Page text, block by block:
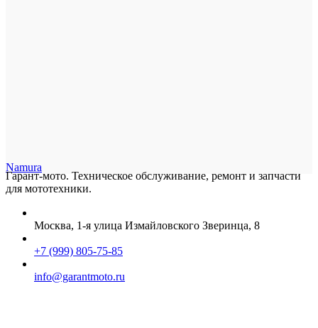
Namura
Гарант-мото. Техническое обслуживание, ремонт и запчасти
для мототехники.
Москва, 1-я улица Измайловского Зверинца, 8
+7 (999) 805-75-85
info@garantmoto.ru